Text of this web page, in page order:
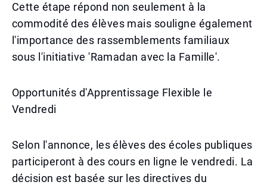
Cette étape répond non seulement à la
commodité des élèves mais souligne également
l'importance des rassemblements familiaux
sous l'initiative 'Ramadan avec la Famille'.
Opportunités d'Apprentissage Flexible le
Vendredi
Selon l'annonce, les élèves des écoles publiques
participeront à des cours en ligne le vendredi. La
décision est basée sur les directives du